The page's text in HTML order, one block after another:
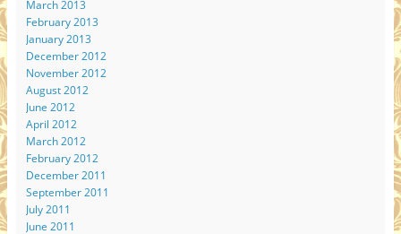
March 2013
February 2013
January 2013
December 2012
November 2012
August 2012
June 2012
April 2012
March 2012
February 2012
December 2011
September 2011
July 2011
June 2011